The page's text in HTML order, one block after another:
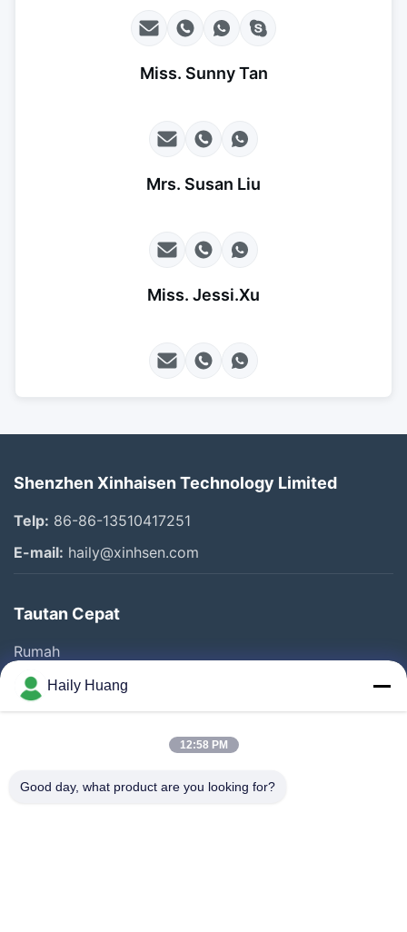
Miss. Sunny Tan
Mrs. Susan Liu
Miss. Jessi.Xu
Shenzhen Xinhaisen Technology Limited
Telp: 86-86-13510417251
E-mail: haily@xinhsen.com
Tautan Cepat
Rumah
Produk
Video
Wisata Pabrik
Haily Huang
12:58 PM
Good day, what product are you looking for?